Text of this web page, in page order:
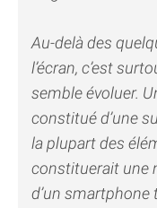
Au-delà des
l’écran, c’est
semble évoluer.
constitué d’une
la plupart des
constituerait une
d’un smartphone